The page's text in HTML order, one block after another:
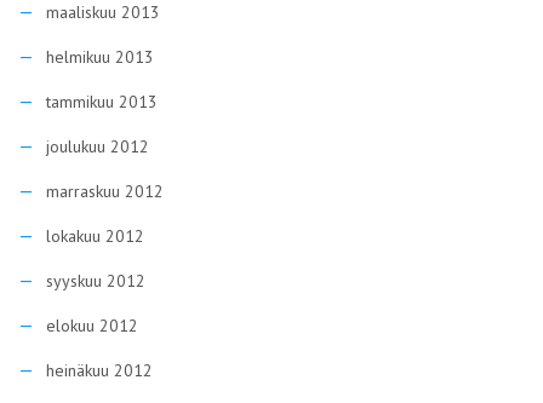
maaliskuu 2013
helmikuu 2013
tammikuu 2013
joulukuu 2012
marraskuu 2012
lokakuu 2012
syyskuu 2012
elokuu 2012
heinäkuu 2012